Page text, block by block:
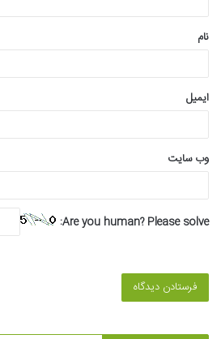
*
نام
ایمیل
وب‌ سایت
Are you human? Please solve: